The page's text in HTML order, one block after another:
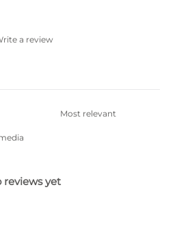
a review
reviews yet